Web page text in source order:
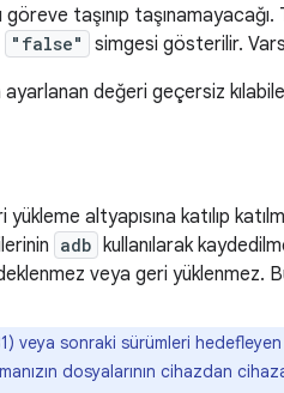
göreve taşınıp
"false" simgesi gösterilir.
değeri geçersiz
altyapısına katılıp
adb kullanılarak
veya geri yüklenmez.
veya sonraki sürümleri
dosyalarının cihazdan cihaza